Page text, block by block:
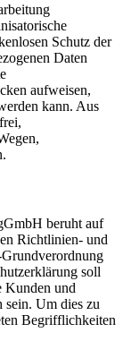
Schutz der
Daten
aufweisen,
kann. Aus
beruht auf
Richtlinien- und
soll
Kunden und
sein. Um dies zu
Begrifflichkeiten